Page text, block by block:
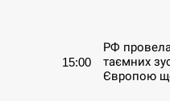
15:00
РФ
таємних
Європою